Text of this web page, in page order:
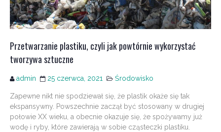
Przetwarzanie plastiku, czyli jak powtórnie wykorzystać
tworzywa sztuczne
admin 25 czerwca, 2021 Środowisko
Zapewne nikt nie spodziewał się, że plastik okaże się tak
ekspansywny. Powszechnie zaczął być stosowany w drugiej
połowie XX wieku, a obecnie okazuje się, że spożywamy już
wodę i ryby, które zawierają w sobie cząsteczki plastiku.